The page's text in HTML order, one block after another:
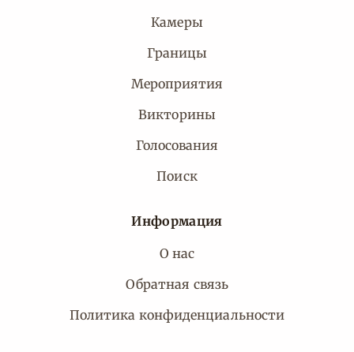
Камеры
Границы
Мероприятия
Викторины
Голосования
Поиск
Информация
О нас
Обратная связь
Политика конфиденциальности